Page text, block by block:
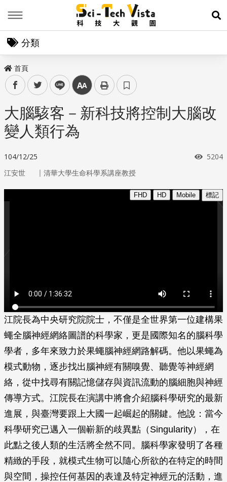
展
分類
首頁
facebooktwitter line 中
大腦駭客－新科技將控制大腦改
變人類行為
104/12/25 瀏覽
5204
江安世 ｜ 清華大學生命科學系講座教授
江院長為中央研究院院士，不僅是全世界第一位建構果
蠅全腦神經網絡圖譜的科學家，更是國際知名的腦科學
學者，多年來致力於果蠅腦神經網路解碼。他以果蠅為
模式動物，逐步找出腦神經有關嗅覺、聽覺等神經網
絡，從中找尋有關記憶儲存與資訊流動的腦細胞與神經
傳導方式。江院長在演講中將會介紹腦科學研究的最新
進展，與臺灣要跟上大國一起崛起的關鍵。他說：當今
科學研究已邁入一個嶄新的歧異點（Singularity），在
此點之後人類的生活將全然不同。腦科學家發明了各種
精緻的手段，就模式生物可以隨心所欲的在特定的時間
與空間，操控任何基因的表達及特定神經元的活動，進